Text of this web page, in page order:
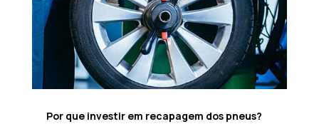
Por que investir em recapagem dos pneus?